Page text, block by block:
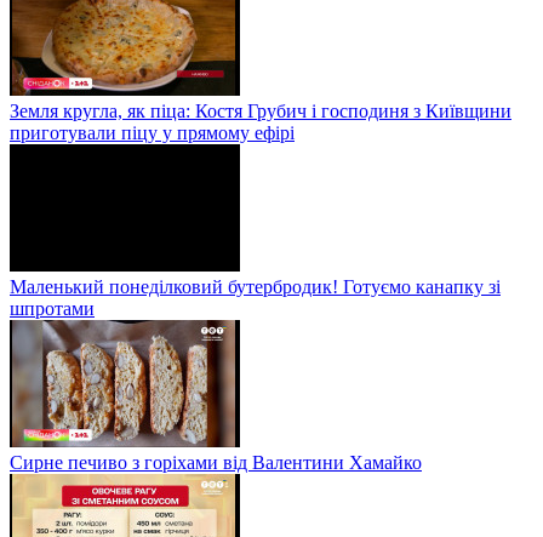
Земля кругла, як піца: Костя Грубич і господиня з Київщини
приготували піцу у прямому ефірі
Маленький понеділковий бутербродик! Готуємо канапку зі
шпротами
Сирне печиво з горіхами від Валентини Хамайко